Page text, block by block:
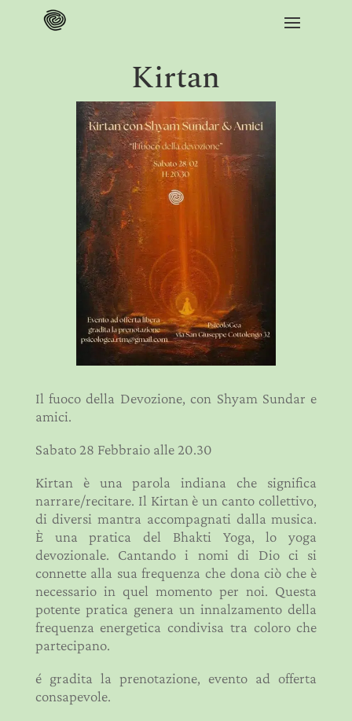
Kirtan
Il fuoco della Devozione, con Shyam Sundar e
amici.
Sabato 28 Febbraio alle 20.30
Kirtan è una parola indiana che significa
narrare/recitare. Il Kirtan è un canto collettivo,
di diversi mantra accompagnati dalla musica.
È una pratica del Bhakti Yoga, lo yoga
devozionale. Cantando i nomi di Dio ci si
connette alla sua frequenza che dona ciò che è
necessario in quel momento per noi. Questa
potente pratica genera un innalzamento della
frequenza energetica condivisa tra coloro che
partecipano.
é gradita la prenotazione, evento ad offerta
consapevole.